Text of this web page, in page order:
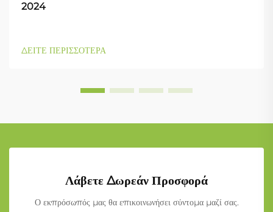
2024
ΔΕΙΤΕ ΠΕΡΙΣΣΟΤΕΡΑ
Λάβετε Δωρεάν Προσφορά
Ο εκπρόσωπός μας θα επικοινωνήσει σύντομα μαζί σας.